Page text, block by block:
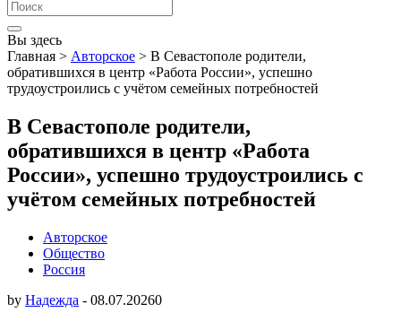
Search
for:
Вы здесь
Главная > Авторское > В Севастополе родители,
обратившихся в центр «Работа России», успешно
трудоустроились с учётом семейных потребностей
В Севастополе родители,
обратившихся в центр «Работа
России», успешно трудоустроились с
учётом семейных потребностей
Авторское
Общество
Россия
by Надежда - 08.07.20260